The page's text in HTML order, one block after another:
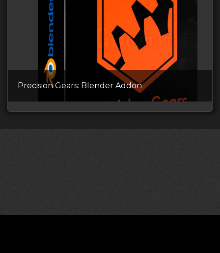
Precision Gears: Blender Addon